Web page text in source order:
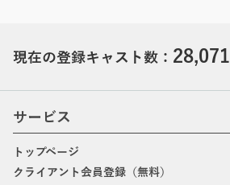
現在の登録キャスト数： 28,071
サービス
トップページ
クライアント会員登録（無料）